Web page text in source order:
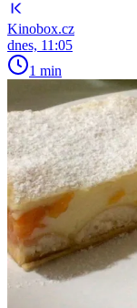
Kinobox.cz
dnes, 11:05
1 min